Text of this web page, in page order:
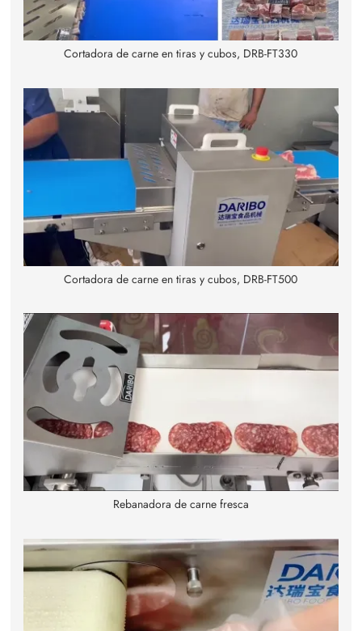
Cortadora de carne en tiras y cubos, DRB-FT330
Cortadora de carne en tiras y cubos, DRB-FT500
Rebanadora de carne fresca